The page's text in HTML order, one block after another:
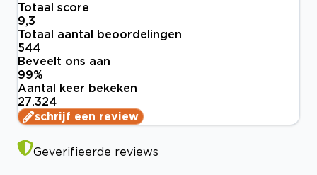
Totaal score
9,3
Totaal aantal beoordelingen
544
Beveelt ons aan
99%
Aantal keer bekeken
27.324
schrijf een review
Geverifieerde reviews